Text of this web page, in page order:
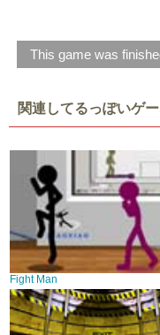
This game was
関連してるっぽいゲ
Fight Man